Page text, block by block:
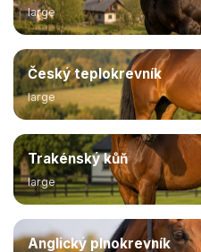
large
Český teplokrevník
large
Trakénský kůň
large
Anglický plnokrevník